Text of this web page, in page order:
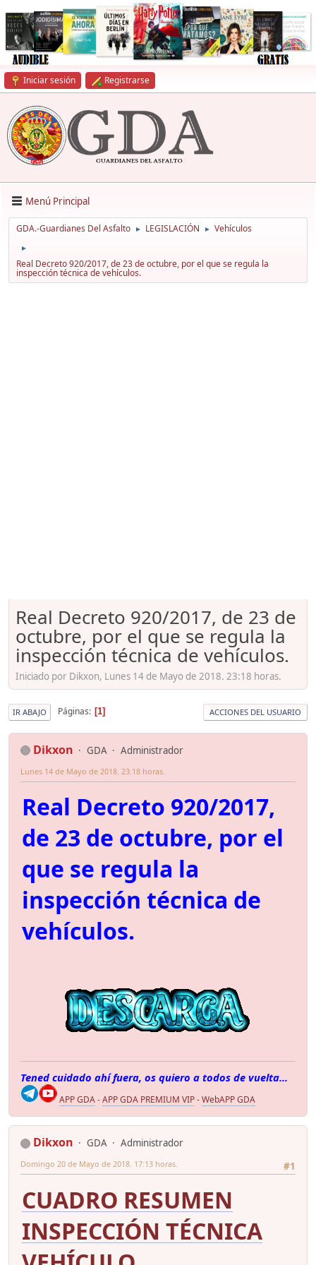
Iniciar sesión Registrarse
Menú Principal
GDA.-Guardianes Del Asfalto ► LEGISLACIÓN ► Vehículos
►
Real Decreto 920/2017, de 23 de octubre, por el que se regula la
inspección técnica de vehículos.
Real Decreto 920/2017, de 23 de
octubre, por el que se regula la
inspección técnica de vehículos.
Iniciado por Dikxon, Lunes 14 de Mayo de 2018. 23:18 horas.
IR ABAJO Páginas 1 ACCIONES DEL USUARIO
Dikxon GDA Administrador
Lunes 14 de Mayo de 2018. 23:18 horas.
Real Decreto 920/2017,
de 23 de octubre, por el
que se regula la
inspección técnica de
vehículos.
Tened cuidado ahí fuera, os quiero a todos de vuelta...
APP GDA-APP GDA PREMIUM VIP-WebAPP GDA
Dikxon GDA
Administrador
#1
Domingo 20 de Mayo de 2018. 17:13 horas.
CUADRO RESUMEN
INSPECCIÓN TÉCNICA